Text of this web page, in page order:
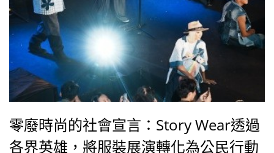
零廢時尚的社會宣言：Story Wear透過
各界英雄，將服裝展演轉化為公民行動